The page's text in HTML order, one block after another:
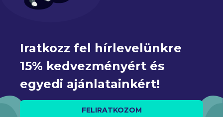
Iratkozz fel hírlevelünkre
15% kedvezményért és
egyedi ajánlatainkért!
FELIRATKOZOM